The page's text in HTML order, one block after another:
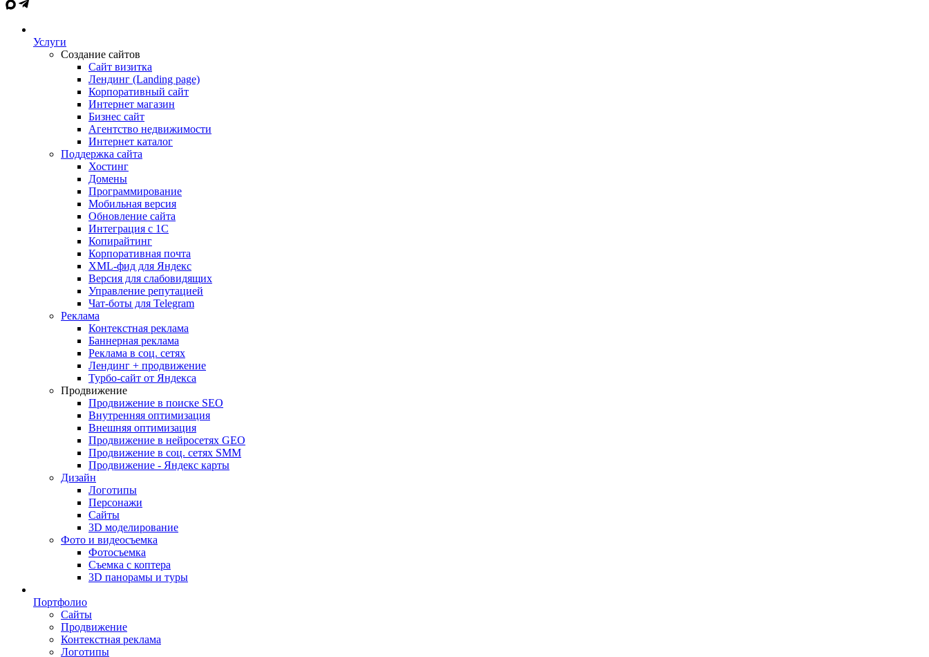
Услуги
Создание сайтов
Сайт визитка
Лендинг (Landing page)
Корпоративный сайт
Интернет магазин
Бизнес сайт
Агентство недвижимости
Интернет каталог
Поддержка сайта
Хостинг
Домены
Программирование
Мобильная версия
Обновление сайта
Интеграция с 1С
Копирайтинг
Корпоративная почта
XML-фид для Яндекс
Версия для слабовидящих
Управление репутацией
Чат-боты для Telegram
Реклама
Контекстная реклама
Баннерная реклама
Реклама в соц. сетях
Лендинг + продвижение
Турбо-сайт от Яндекса
Продвижение
Продвижение в поиске SEO
Внутренняя оптимизация
Внешняя оптимизация
Продвижение в нейросетях GEO
Продвижение в соц. сетях SMM
Продвижение - Яндекс карты
Дизайн
Логотипы
Персонажи
Сайты
3D моделирование
Фото и видеосъемка
Фотосъемка
Съемка с коптера
3D панорамы и туры
Портфолио
Сайты
Продвижение
Контекстная реклама
Логотипы